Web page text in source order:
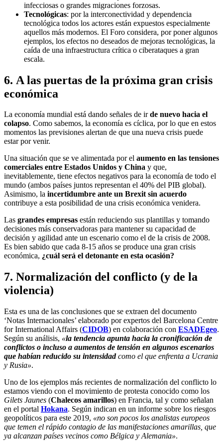
infecciosas o grandes migraciones forzosas.
Tecnológicas: por la interconectividad y dependencia
tecnológica todos los actores están expuestos especialmente
aquellos más modernos. El Foro considera, por poner algunos
ejemplos, los efectos no deseados de mejoras tecnológicas, la
caída de una infraestructura crítica o ciberataques a gran
escala.
6. A las puertas de la próxima gran crisis
económica
La economía mundial está dando señales de irde nuevo hacia el
colapso. Como sabemos, la economía es cíclica, por lo que en estos
momentos las previsiones alertan de que una nueva crisis puede
estar por venir.
Una situación que se ve alimentada por el aumento en las tensiones
comerciales entre Estados Unidos y China y que,
inevitablemente, tiene efectos negativos para la economía de todo el
mundo (ambos países juntos representan el 40% del PIB global).
Asimismo, la incertidumbre ante un Brexit sin acuerdo
contribuye a esta posibilidad de una crisis económica venidera.
Las grandes empresas están reduciendo sus plantillas y tomando
decisiones más conservadoras para mantener su capacidad de
decisión y agilidad ante un escenario como el de la crisis de 2008.
Es bien sabido que cada 8-15 años se produce una gran crisis
económica, ¿cuál será el detonante en esta ocasión?
7. Normalización del conflicto (y de la
violencia)
Esta es una de las conclusiones que se extraen del documento
‘Notas Internacionales’ elaborado por expertos del Barcelona Centre
for International Affairs (CIDOB) en colaboración con ESADEgeo.
Según su análisis, «la tendencia apunta hacia la cronificación de
conflictos o incluso a aumentos de tensión en algunos escenarios
que habían reducido su intensidadcomo el que enfrenta a Ucrania
y Rusia».
Uno de los ejemplos más recientes de normalización del conflicto lo
estamos viendo con el movimiento de protesta conocido como los
Gilets Jaunes (Chalecos amarillos) en Francia, tal y como señalan
en el portal Hokana. Según indican en un informe sobre los riesgos
geopolíticos para este 2019, «no son pocos los analistas europeos
que temen el rápido contagio de las manifestaciones amarillas, que
ya alcanzan países vecinos como Bélgica y Alemania».